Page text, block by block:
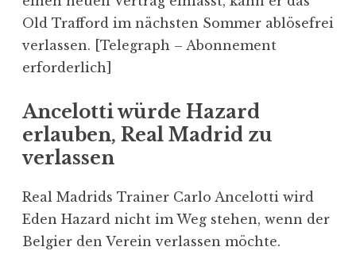
Old Trafford im nächsten Sommer ablösefrei
verlassen. [Telegraph – Abonnement
erforderlich]
Ancelotti würde Hazard
erlauben, Real Madrid zu
verlassen
Real Madrids Trainer Carlo Ancelotti wird
Eden Hazard nicht im Weg stehen, wenn der
Belgier den Verein verlassen möchte.